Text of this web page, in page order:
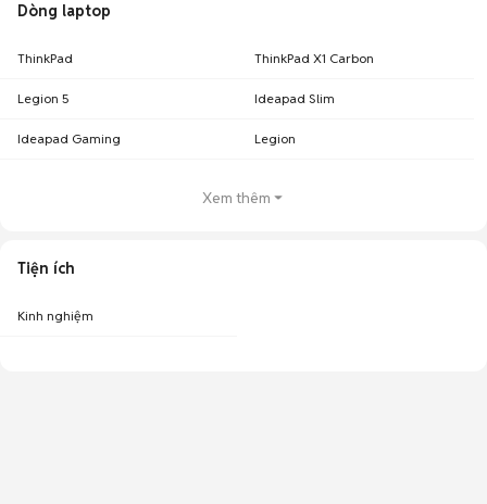
Dòng laptop
ThinkPad ThinkPad X1 Carbon
Legion 5 Ideapad Slim
Ideapad Gaming Legion
Xem thêm
Tiện ích
Kinh nghiệm